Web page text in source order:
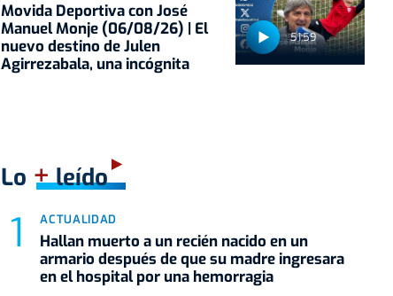
51:59
Movida Deportiva con José
Manuel Monje (06/08/26) | El
nuevo destino de Julen
Agirrezabala, una incógnita
Lo +leído
ACTUALIDAD
Hallan muerto a un recién nacido en un
armario después de que su madre ingresara
en el hospital por una hemorragia